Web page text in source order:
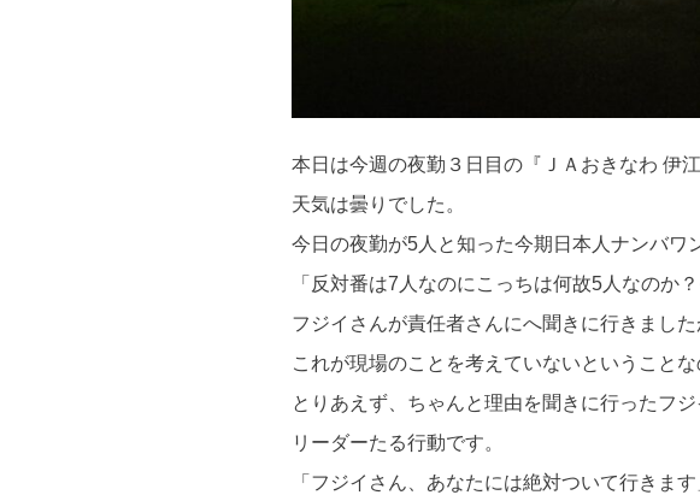
本日は今週の夜勤３日目の『ＪＡおきなわ 伊
天気は曇りでした。
今日の夜勤が5人と知った今期日本人ナンバワ
「反対番は7人なのにこっちは何故5人なのか
フジイさんが責任者さんにへ聞きに行きまし
これが現場のことを考えていないということな
とりあえず、ちゃんと理由を聞きに行ったフ
リーダーたる行動です。
「フジイさん、あなたには絶対ついて行きま